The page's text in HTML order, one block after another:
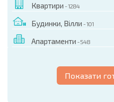
Квартири - 1284
Будинки, Вілли - 101
Апартаменти - 548
Показати